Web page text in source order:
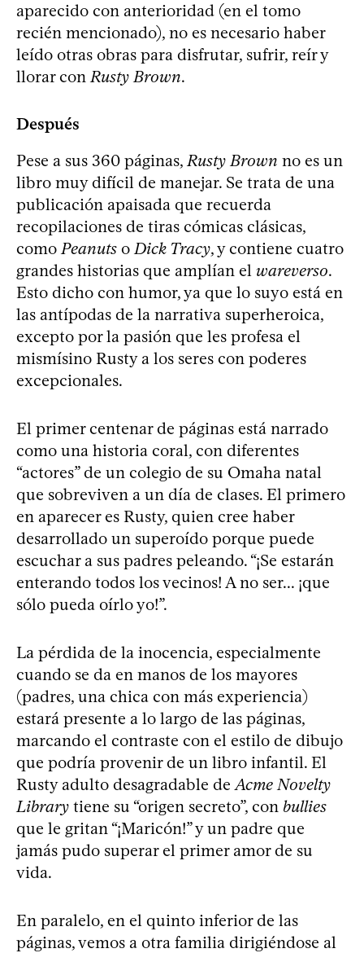
aparecido con anterioridad (en el tomo
recién mencionado), no es necesario haber
leído otras obras para disfrutar, sufrir, reír y
llorar conRusty Brown.
Después
Pese a sus 360 páginas,Rusty Brown no es un
libro muy difícil de manejar. Se trata de una
publicación apaisada que recuerda
recopilaciones de tiras cómicas clásicas,
comoPeanuts oDick Tracy, y contiene cuatro
grandes historias que amplían el wareverso.
Esto dicho con humor, ya que lo suyo está en
las antípodas de la narrativa superheroica,
excepto por la pasión que les profesa el
mismísino Rusty a los seres con poderes
excepcionales.
El primer centenar de páginas está narrado
como una historia coral, con diferentes
“actores” de un colegio de su Omaha natal
que sobreviven a un día de clases. El primero
en aparecer es Rusty, quien cree haber
desarrollado un superoído porque puede
escuchar a sus padres peleando. “¡Se estarán
enterando todos los vecinos! A no ser... ¡que
sólo pueda oírlo yo!”.
La pérdida de la inocencia, especialmente
cuando se da en manos de los mayores
(padres, una chica con más experiencia)
estará presente a lo largo de las páginas,
marcando el contraste con el estilo de dibujo
que podría provenir de un libro infantil. El
Rusty adulto desagradable deAcme Novelty
Library tiene su “origen secreto”, con bullies
que le gritan “¡Maricón!” y un padre que
jamás pudo superar el primer amor de su
vida.
En paralelo, en el quinto inferior de las
páginas, vemos a otra familia dirigiéndose al